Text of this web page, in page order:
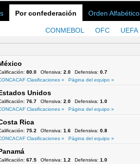
Por confederación Orden Alfabético
CONMEBOL OFC UEFA
80.0 Ofensiva: 2.0 Defensiva: 0.7
Clasificaciones »
Página del equipo »
Unidos
76.7 Ofensiva: 2.0 Defensiva: 1.0
Clasificaciones »
Página del equipo »
Rica
75.2 Ofensiva: 1.6 Defensiva: 0.8
Clasificaciones »
Página del equipo »
67.5 Ofensiva: 1.2 Defensiva: 1.0